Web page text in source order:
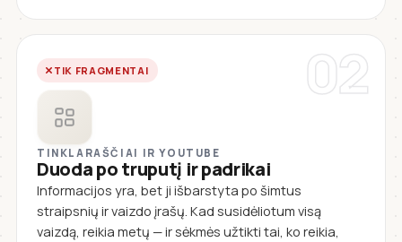
02
TIK FRAGMENTAI
TINKLARAŠČIAI IR YOUTUBE
Duoda po truputį ir padrikai
Informacijos yra, bet ji išbarstyta po šimtus
straipsnių ir vaizdo įrašų. Kad susidėliotum visą
vaizdą, reikia metų — ir sėkmės užtikti tai, ko reikia,